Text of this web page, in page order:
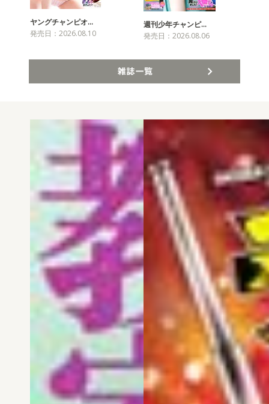
ヤングチャンピオ…
発売日：2026.08.10
週刊少年チャンピ…
発売日：2026.08.06